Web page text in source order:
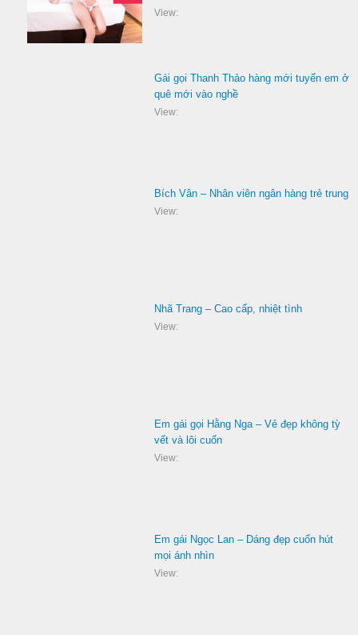
View:
Gái gọi Thanh Thảo hàng mới tuyển em ở
quê mới vào nghề
View:
Bích Vân – Nhân viên ngân hàng trẻ trung
View:
Nhã Trang – Cao cấp, nhiệt tình
View:
Em gái gọi Hằng Nga – Vẻ đẹp không tỳ
vết và lôi cuốn
View:
Em gái Ngọc Lan – Dáng đẹp cuốn hút
mọi ánh nhìn
View: